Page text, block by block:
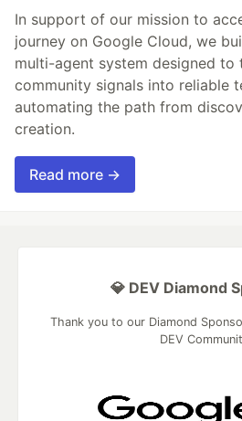
In support of our mission to
journey on Google Cloud, we
multi-agent system designed to
community signals into reliable
automating the path from
creation.
Read more →
💎 DEV Diamond
Thank you to our Diamond
DEV